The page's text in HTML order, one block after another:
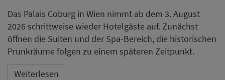
Das Palais Coburg in Wien nimmt ab dem 3. August
2026 schrittweise wieder Hotelgäste auf. Zunächst
öffnen die Suiten und der Spa-Bereich, die historischen
Prunkräume folgen zu einem späteren Zeitpunkt.
Weiterlesen